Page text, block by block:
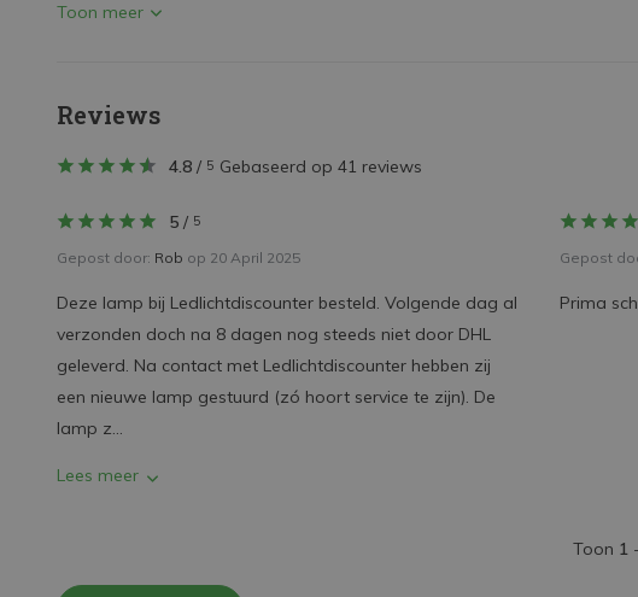
Toon meer
Reviews
4.8 / 5 Gebaseerd op 41 reviews
5 / 5
Gepost door: Rob op 20 April 2025
Deze lamp bij Ledlichtdiscounter besteld. Volgende dag al
verzonden doch na 8 dagen nog steeds niet door DHL
geleverd. Na contact met Ledlichtdiscounter hebben zij
een nieuwe lamp gestuurd (zó hoort service te zijn). De
lamp z...
Lees meer
Gepost
Prima
Toon 1 -